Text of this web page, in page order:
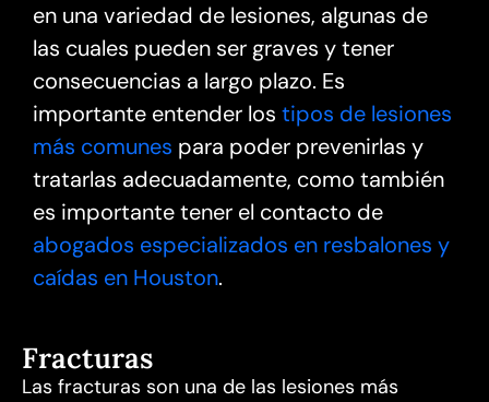
en una variedad de lesiones, algunas de
las cuales pueden ser graves y tener
consecuencias a largo plazo. Es
importante entender los tipos de lesiones
más comunes para poder prevenirlas y
tratarlas adecuadamente, como también
es importante tener el contacto de
abogados especializados en resbalones y
caídas en Houston.
Fracturas
Las fracturas son una de las lesiones más